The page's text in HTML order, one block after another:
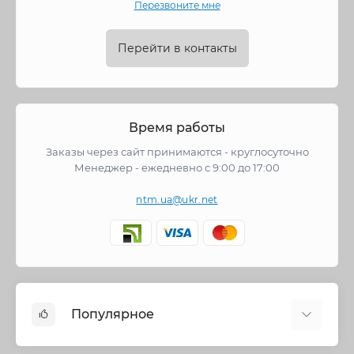
Перезвоните мне
Перейти в контакты
Время работы
Заказы через сайт принимаются - круглосуточно
Менеджер - ежедневно с 9:00 до 17:00
ntm.ua@ukr.net
Популярное